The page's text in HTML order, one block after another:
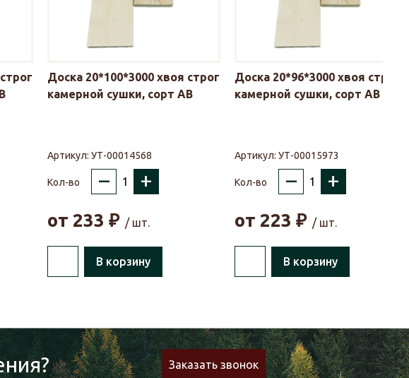
Доска 20*100*3000 хвоя строг
камерной сушки, сорт АВ
Артикул: УТ-00014568
Кол-во – +
от 233 ₽ / шт.
В корзину
Доска 20*96*3000 хвоя строг
камерной сушки, сорт АВ
Артикул: УТ-00015973
Кол-во – +
от 223 ₽ / шт.
В корзину
Заказать звонок